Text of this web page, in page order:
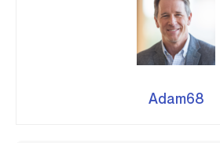
Adam68